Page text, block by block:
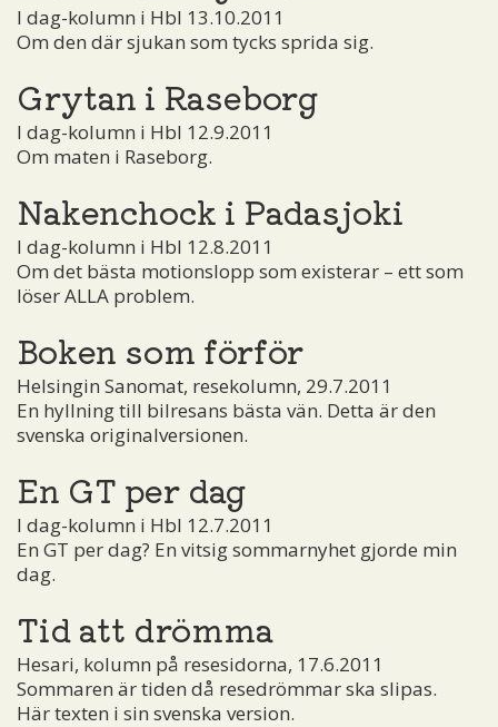
I dag-kolumn i Hbl 13.10.2011
Om den där sjukan som tycks sprida sig.
Grytan i Raseborg
I dag-kolumn i Hbl 12.9.2011
Om maten i Raseborg.
Nakenchock i Padasjoki
I dag-kolumn i Hbl 12.8.2011
Om det bästa motionslopp som existerar – ett som
löser ALLA problem.
Boken som förför
Helsingin Sanomat, resekolumn, 29.7.2011
En hyllning till bilresans bästa vän. Detta är den
svenska originalversionen.
En GT per dag
I dag-kolumn i Hbl 12.7.2011
En GT per dag? En vitsig sommarnyhet gjorde min
dag.
Tid att drömma
Hesari, kolumn på resesidorna, 17.6.2011
Sommaren är tiden då resedrömmar ska slipas.
Här texten i sin svenska version.